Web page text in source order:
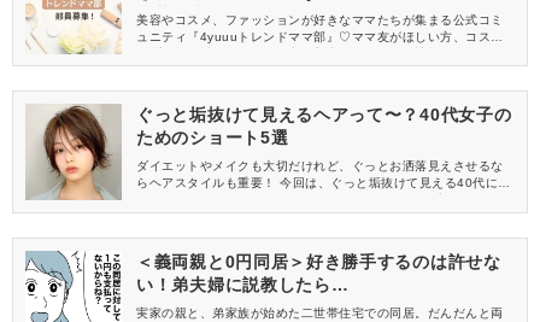
員募集中
美容やコスメ、ファッションが好きなママたちが集まる公式コミ
ュニティ『4yuuuトレンドママ部』♡ママ友がほしい方、コスメサ
信してくれる方を募集しています！
ぐっと垢抜けて見えるヘアって〜？40代女子の
ためのショート5選
ダイエットやメイクも大切だけれど、ぐっとお洒落見えさせるな
らヘアスタイルも重要！ 今回は、ぐっと垢抜けて見える40代にお
りなので、ぜひチェックしてみてください。
＜義両親と0円同居＞好き勝手するのは許せな
い！弟夫婦に説教したら…
実家の親と、弟家族が始めた二世帯住宅での同居。だんだんと両